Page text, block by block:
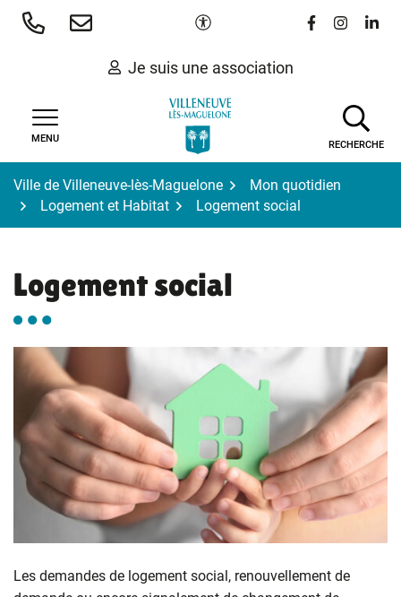
Aller
Paramètres d'accessibilité
Lien vers le
Lien vers
Lien
Je suis une association
MENU
RECHERCHE
Ville de Villeneuve-lès-Maguelone
Mon quotidien
Logement et Habitat
Logement social
Logement social
Les demandes de logement social, renouvellement de